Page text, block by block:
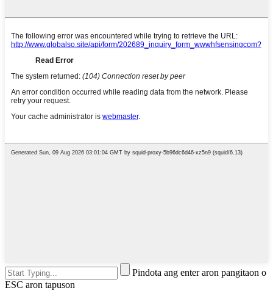
Pindota ang enter aron pangitaon o
ESC aron tapuson